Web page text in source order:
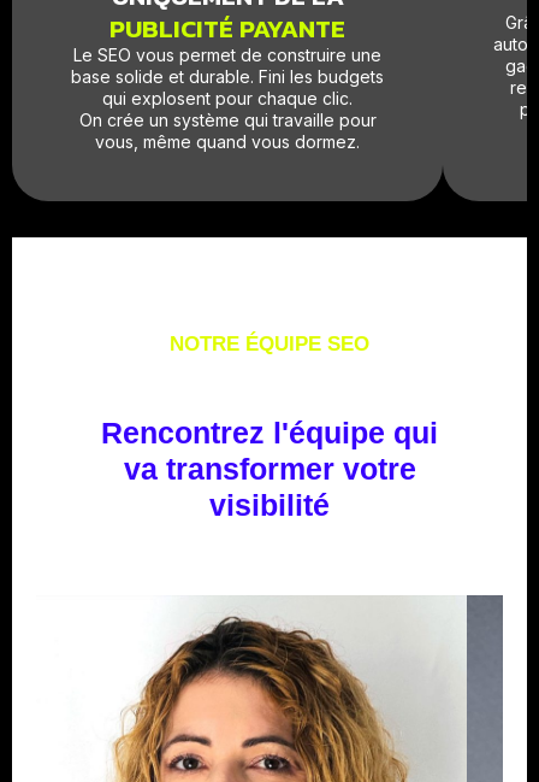
PUBLICITÉ PAYANTE
Le SEO vous permet de construire une
base solide et durable. Fini les budgets
qui explosent pour chaque clic.
On crée un système qui travaille pour
vous, même quand vous dormez.
NOTRE ÉQUIPE SEO
Rencontrez l'équipe qui
va transformer votre
visibilité